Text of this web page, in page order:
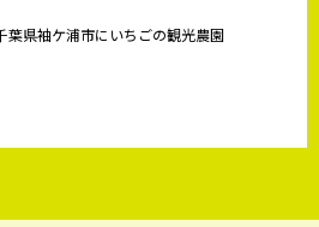
県袖ケ浦市にいちごの観光農園